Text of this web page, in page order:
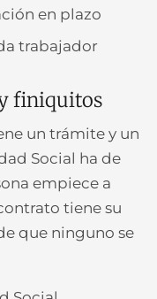
en plazo
trabajador
finiquitos
un trámite y un
Social ha de
empiece a
tiene su
que ninguno se